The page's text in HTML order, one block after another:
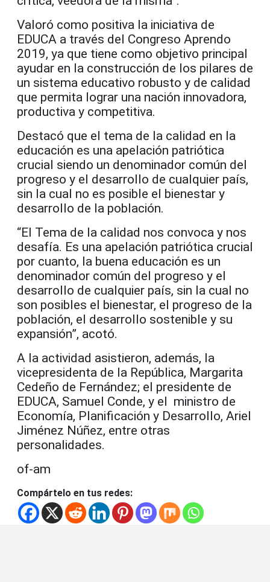
Valoró como positiva la iniciativa de
EDUCA a través del Congreso Aprendo
2019, ya que tiene como objetivo principal
ayudar en la construcción de los pilares de
un sistema educativo robusto y de calidad
que permita lograr una nación innovadora,
productiva y competitiva.
Destacó que el tema de la calidad en la
educación es una apelación patriótica
crucial siendo un denominador común del
progreso y el desarrollo de cualquier país,
sin la cual no es posible el bienestar y
desarrollo de la población.
“El Tema de la calidad nos convoca y nos
desafía. Es una apelación patriótica crucial
por cuanto, la buena educación es un
denominador común del progreso y el
desarrollo de cualquier país, sin la cual no
son posibles el bienestar, el progreso de la
población, el desarrollo sostenible y su
expansión”, acotó.
A la actividad asistieron, además, la
vicepresidenta de la República, Margarita
Cedeño de Fernández; el presidente de
EDUCA, Samuel Conde, y el ministro de
Economía, Planificación y Desarrollo, Ariel
Jiménez Núñez, entre otras
personalidades.
of-am
Compártelo en tus redes: